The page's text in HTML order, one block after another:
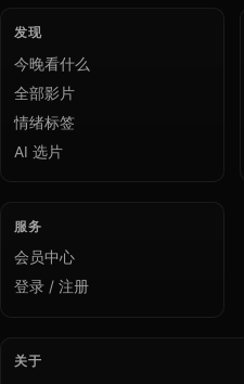
发现
今晚看什么
全部影片
情绪标签
AI 选片
服务
会员中心
登录 / 注册
关于